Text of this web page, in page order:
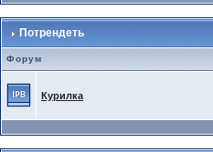
Потрендеть
Форум
Курилка